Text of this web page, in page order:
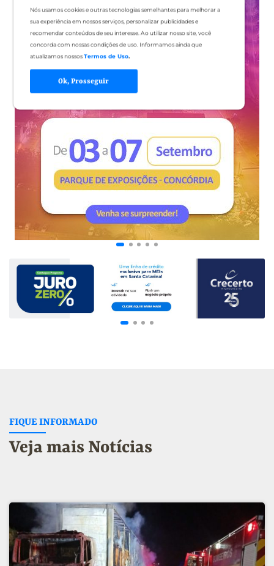
Nós usamos cookies e outras tecnologias semelhantes para melhorar a
sua experiência em nossos serviços, personalizar publicidades e
recomendar conteúdos de seu interesse. Ao utilizar nosso site, você
concorda com nossas condições de uso. Informamos ainda que
atualizamos nossosTermos de Uso.
Ok, Prosseguir
FIQUE INFORMADO
Veja mais Notícias